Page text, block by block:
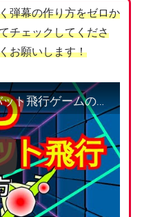
弾幕の作り方をゼロか
チェックしてくださ
お願いします！
スクラッチで３Dアクロバット飛行ゲームの作り方